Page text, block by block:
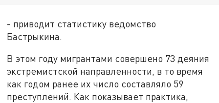
- приводит статистику ведомство
Бастрыкина.
В этом году мигрантами совершено 73 деяния
экстремистской направленности, в то время
как годом ранее их число составляло 59
преступлений. Как показывает практика,